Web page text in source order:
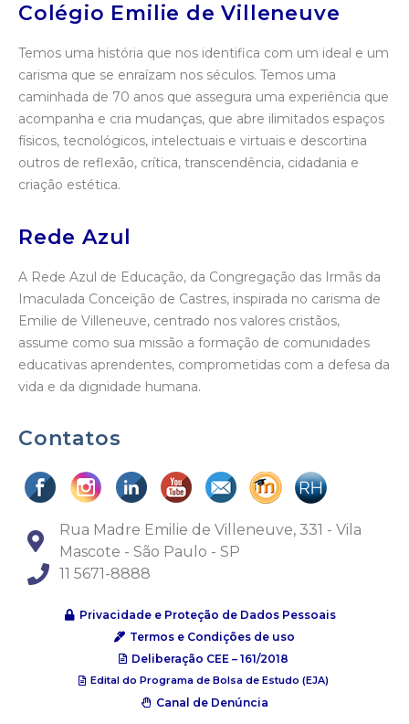
Colégio Emilie de Villeneuve
Temos uma história que nos identifica com um ideal e um
carisma que se enraízam nos séculos. Temos uma
caminhada de 70 anos que assegura uma experiência que
acompanha e cria mudanças, que abre ilimitados espaços
físicos, tecnológicos, intelectuais e virtuais e descortina
outros de reflexão, crítica, transcendência, cidadania e
criação estética.
Rede Azul
A Rede Azul de Educação, da Congregação das Irmãs da
Imaculada Conceição de Castres, inspirada no carisma de
Emilie de Villeneuve, centrado nos valores cristãos,
assume como sua missão a formação de comunidades
educativas aprendentes, comprometidas com a defesa da
vida e da dignidade humana.
Contatos
Rua Madre Emilie de Villeneuve, 331 - Vila
Mascote - São Paulo - SP
11 5671-8888
Privacidade e Proteção de Dados Pessoais
Termos e Condições de uso
Deliberação CEE – 161/2018
Edital do Programa de Bolsa de Estudo (EJA)
Canal de Denúncia